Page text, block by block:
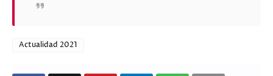
Actualidad 2021